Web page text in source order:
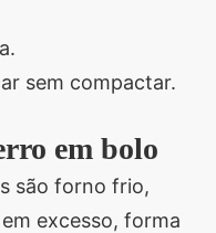
sem compactar.
em bolo
são forno frio,
excesso, forma